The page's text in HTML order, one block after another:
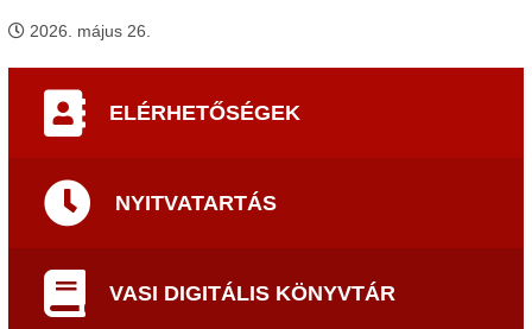
2026. május 26.
ELÉRHETŐSÉGEK
NYITVATARTÁS
VASI DIGITÁLIS KÖNYVTÁR